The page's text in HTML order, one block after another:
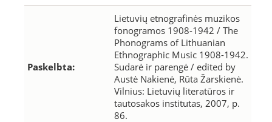
Paskelbta:
Lietuvių etnografinės muzikos
fonogramos 1908-1942 / The
Phonograms of Lithuanian
Ethnographic Music 1908-1942.
Sudarė ir parengė / edited by
Austė Nakienė, Rūta Žarskienė.
Vilnius: Lietuvių literatūros ir
tautosakos institutas, 2007, p.
86.